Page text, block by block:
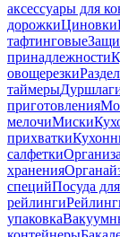
аксессуары для
дорожкиЦиновки
тафтинговые
принадлежности
овощерезки
таймеры
приготовления
мелочиМиски
прихватки
салфетки
хранения
специйПосуда
рейлинги
упаковка